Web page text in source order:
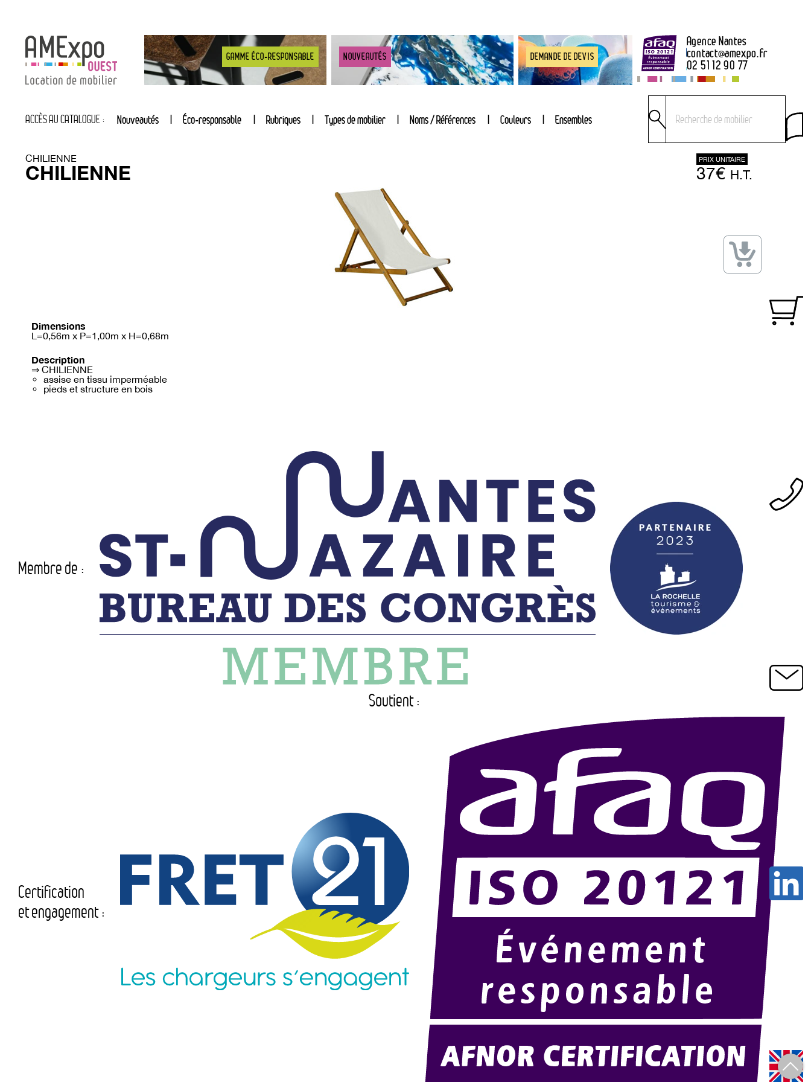
GAMME ÉCO-RESPONSABLE NOUVEAUTÉS DEMANDE DE DEVIS
Agence Nantes
contact@amexpo.fr
02 51 12 90 77
ACCÈS AU CATALOGUE : Nouveautés Éco-responsable Rubriques Types de mobilier Noms / Références Couleurs Ensembles
CHILIENNE
CHILIENNE
PRIX UNITAIRE
37€ H.T.
Dimensions
L=0,56m x P=1,00m x H=0,68m
Description
⇒ CHILIENNE
assise en tissu imperméable
pieds et structure en bois
Membre de :
Soutient :
Certification
et engagement :